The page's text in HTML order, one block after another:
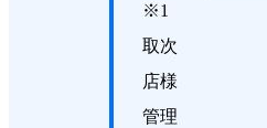
※1
取次
店様
管理